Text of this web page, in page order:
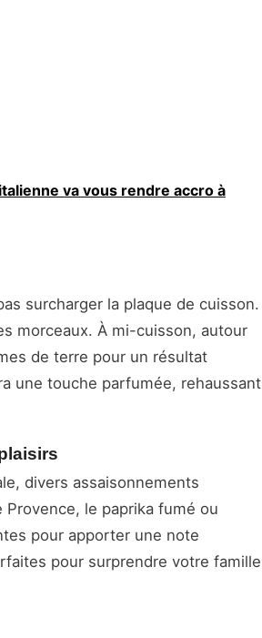
va vous rendre accro à
surcharger la plaque de cuisson.
morceaux. À mi-cuisson, autour
de terre pour un résultat
une touche parfumée, rehaussant
divers assaisonnements
le paprika fumé ou
pour apporter une note
pour surprendre votre famille